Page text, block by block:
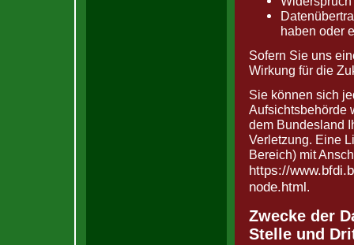
haben oder
Sofern Sie uns
Wirkung für die
Sie können sich
Aufsichtsbehörde
dem Bundesland
Verletzung. Eine
Bereich) mit
https://
node.html.
Zwecke der
Stelle und